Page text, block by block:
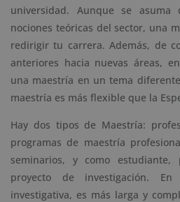
universidad. Aunque se
nociones teóricas del sector, una
redirigir tu carrera. Además, de
anteriores hacia nuevas áreas,
una maestría en un tema
maestría es más flexible que la
Hay dos tipos de Maestría:
programas de maestría
seminarios, y como
proyecto de investigación.
investigativa, es más larga y